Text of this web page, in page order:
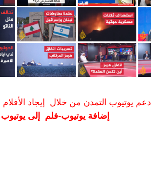
ادعم يوتيوب التمدن من خلال إيجاد الأفلام
إضافة يوتيوب-فلم إلى يوتيوب